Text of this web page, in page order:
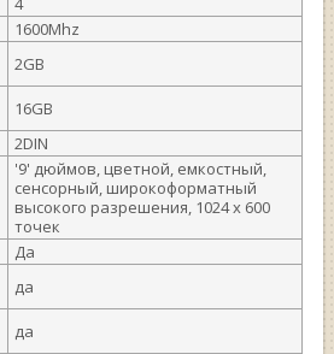
1600Mhz
2GB
16GB
2DIN
'9' дюймов, цветной, емкостный,
сенсорный, широкоформатный
высокого разрешения, 1024 х 600
точек
Да
да
да